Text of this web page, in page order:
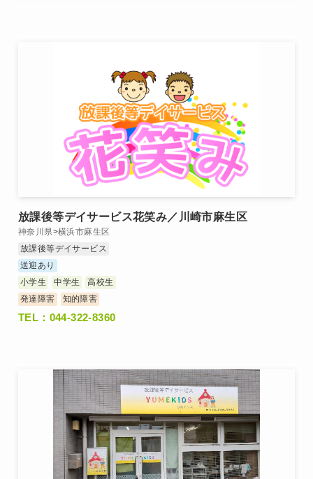
放課後等デイサービス花笑み／川崎市麻生区
神奈川県>横浜市麻生区
放課後等デイサービス
送迎あり
小学生
中学生
高校生
発達障害
知的障害
TEL：044-322-8360